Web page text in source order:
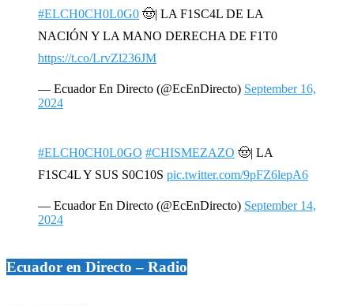
#ELCH0CH0L0G0 🤠| LA F1SC4L DE LA
NACIÓN Y LA MANO DERECHA DE F1T0
https://t.co/LrvZl236JM
— Ecuador En Directo (@EcEnDirecto) September 16,
2024
#ELCH0CH0L0GO #CHISMEZAZO 🤠| LA
F1SC4L Y SUS S0C10S pic.twitter.com/9pFZ6lepA6
— Ecuador En Directo (@EcEnDirecto) September 14,
2024
Ecuador en Directo – Radio